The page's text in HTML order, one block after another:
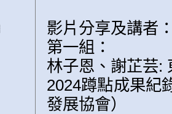
影片分享及講者
第一組：
林子恩、謝芷芸:
2024蹲點成果紀
發展協會）